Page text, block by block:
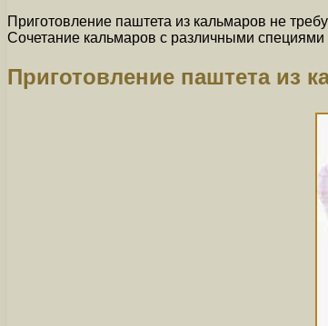
Приготовление паштета из кальмаров не
Сочетание кальмаров с различными
Приготовление паштета из